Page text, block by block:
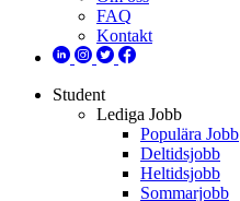
FAQ
Kontakt
Student
Lediga Jobb
Populära Jobb
Deltidsjobb
Heltidsjobb
Sommarjobb